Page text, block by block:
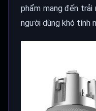
phẩm mang đến trải
người dùng khó tính